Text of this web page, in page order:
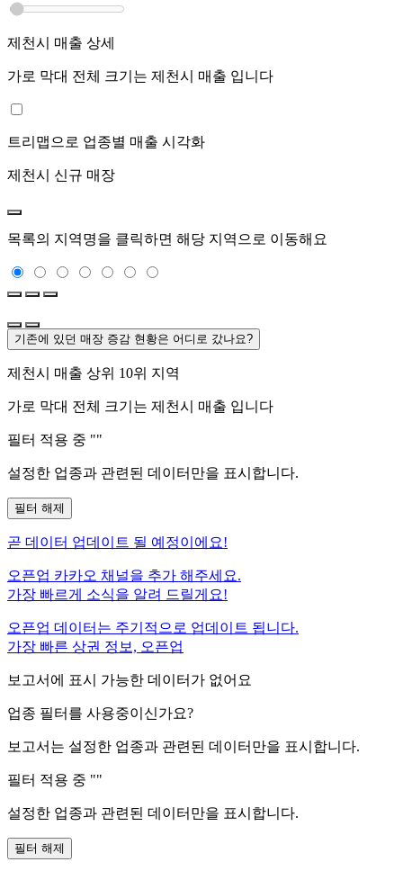
제천시 매출 상세
가로 막대 전체 크기는 제천시 매출 입니다
트리맵으로 업종별 매출 시각화
제천시 신규 매장
목록의 지역명을 클릭하면 해당 지역으로 이동해요
기존에 있던 매장 증감 현황은 어디로 갔나요?
제천시 매출 상위 10위 지역
가로 막대 전체 크기는 제천시 매출 입니다
필터 적용 중 ""
설정한 업종과 관련된 데이터만을 표시합니다.
필터 해제
곧 데이터 업데이트 될 예정이에요!
오픈업 카카오 채널을 추가 해주세요.
가장 빠르게 소식을 알려 드릴게요!
오픈업 데이터는 주기적으로 업데이트 됩니다.
가장 빠른 상권 정보, 오픈업
보고서에 표시 가능한 데이터가 없어요
업종 필터를 사용중이신가요?
보고서는 설정한 업종과 관련된 데이터만을 표시합니다.
필터 적용 중 ""
설정한 업종과 관련된 데이터만을 표시합니다.
필터 해제